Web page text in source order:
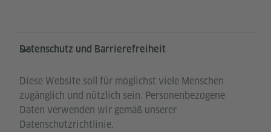
Datenschutz und Barrierefreiheit
Diese Website soll für möglichst viele Menschen
zugänglich und nützlich sein. Personenbezogene
Daten verwenden wir gemäß unserer
Datenschutzrichtlinie.